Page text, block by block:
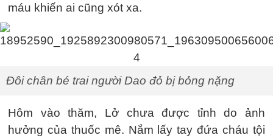
máu khiến ai cũng xót xa.
Đôi chân bé trai người Dao đỏ bị bỏng nặng
Hôm vào thăm, Lở chưa được tỉnh do ảnh
hưởng của thuốc mê. Nắm lấy tay đứa cháu tội